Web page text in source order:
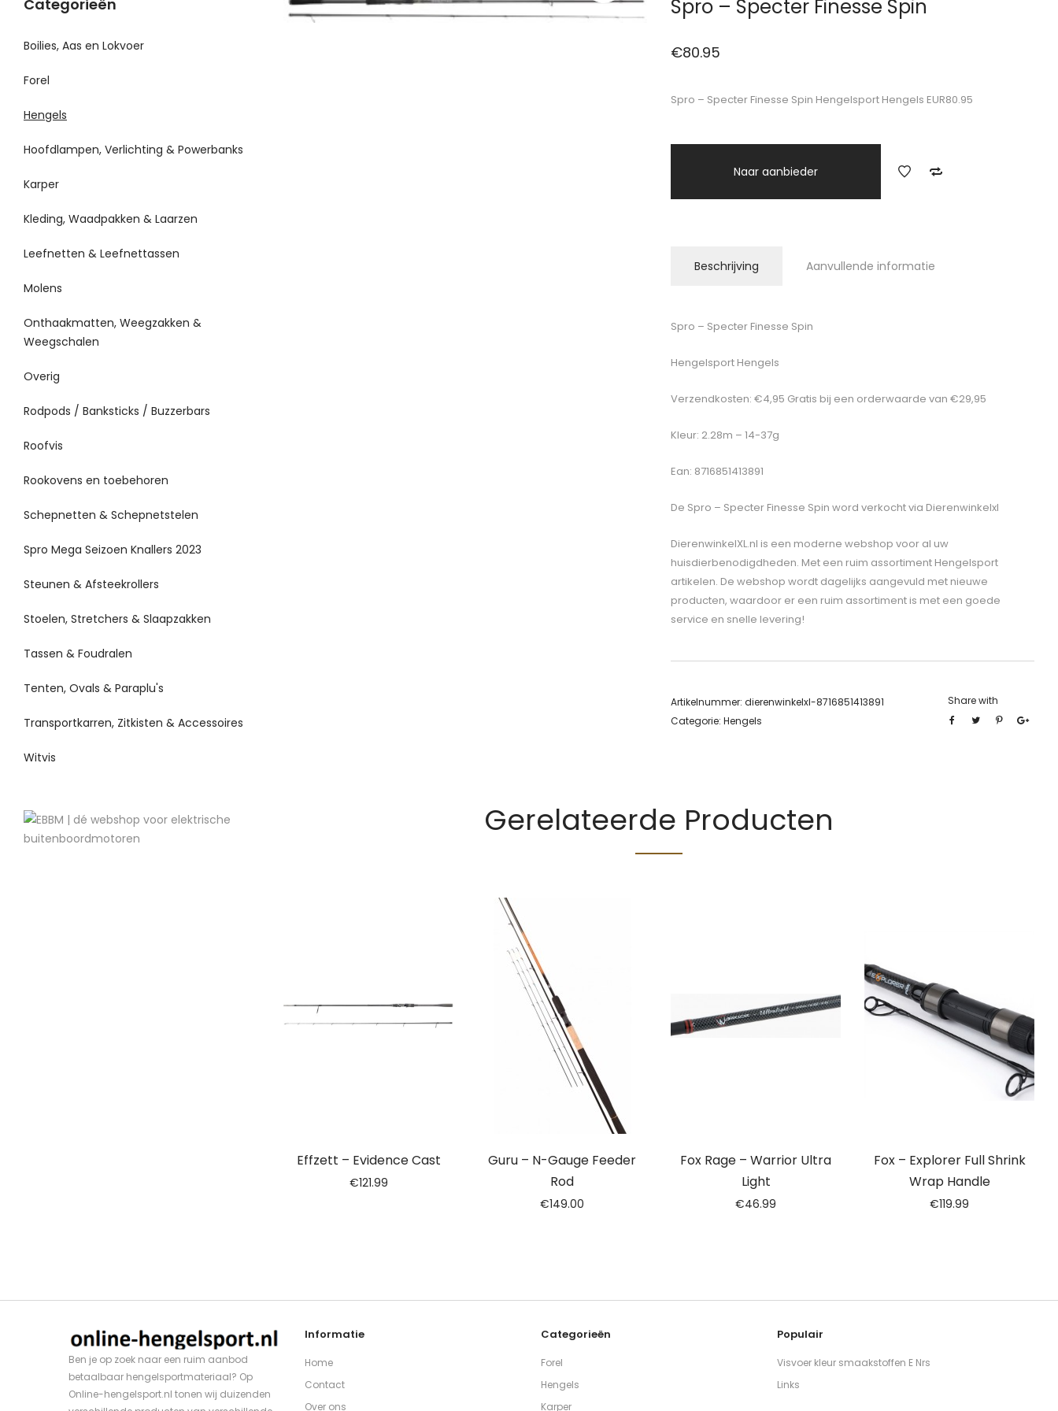
Spro – Specter Finesse Spin
€80.95
Spro – Specter Finesse Spin Hengelsport Hengels EUR80.95
Naar aanbieder
Beschrijving Aanvullende informatie
Spro – Specter Finesse Spin
Hengelsport Hengels
Verzendkosten: €4,95 Gratis bij een orderwaarde van €29,95
Kleur: 2.28m – 14-37g
Ean: 8716851413891
De Spro – Specter Finesse Spin word verkocht via Dierenwinkelxl
DierenwinkelXL.nl is een moderne webshop voor al uw
huisdierbenodigdheden. Met een ruim assortiment Hengelsport
artikelen. De webshop wordt dagelijks aangevuld met nieuwe
producten, waardoor er een ruim assortiment is met een goede
service en snelle levering!
Artikelnummer: dierenwinkelxl-8716851413891
Categorie: Hengels
Share with
Gerelateerde Producten
Effzett – Evidence Cast
€121.99
Guru – N-Gauge Feeder
Rod
€149.00
Fox Rage – Warrior Ultra
Light
€46.99
Fox – Explorer Full Shrink
Wrap Handle
€119.99
Categorieën
Boilies, Aas en Lokvoer
Forel
Hengels
Hoofdlampen, Verlichting & Powerbanks
Karper
Kleding, Waadpakken & Laarzen
Leefnetten & Leefnettassen
Molens
Onthaakmatten, Weegzakken &
Weegschalen
Overig
Rodpods / Banksticks / Buzzerbars
Roofvis
Rookovens en toebehoren
Schepnetten & Schepnetstelen
Spro Mega Seizoen Knallers 2023
Steunen & Afsteekrollers
Stoelen, Stretchers & Slaapzakken
Tassen & Foudralen
Tenten, Ovals & Paraplu's
Transportkarren, Zitkisten & Accessoires
Witvis
Ben je op zoek naar een ruim aanbod
betaalbaar hengelsportmateriaal? Op
Online-hengelsport.nl tonen wij duizenden
Informatie
Home
Contact
Over ons
Categorieën
Forel
Hengels
Karper
Populair
Visvoer kleur smaakstoffen E Nrs
Links